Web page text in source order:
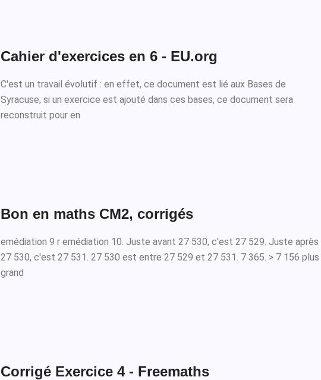
Cahier d'exercices en 6 - EU.org
C'est un travail évolutif : en effet, ce document est lié aux Bases de
Syracuse; si un exercice est ajouté dans ces bases, ce document sera
reconstruit pour en
Bon en maths CM2, corrigés
emédiation 9 r emédiation 10. Juste avant 27 530, c'est 27 529. Juste après
27 530, c'est 27 531. 27 530 est entre 27 529 et 27 531. 7 365. > 7 156 plus
grand
Corrigé Exercice 4 - Freemaths